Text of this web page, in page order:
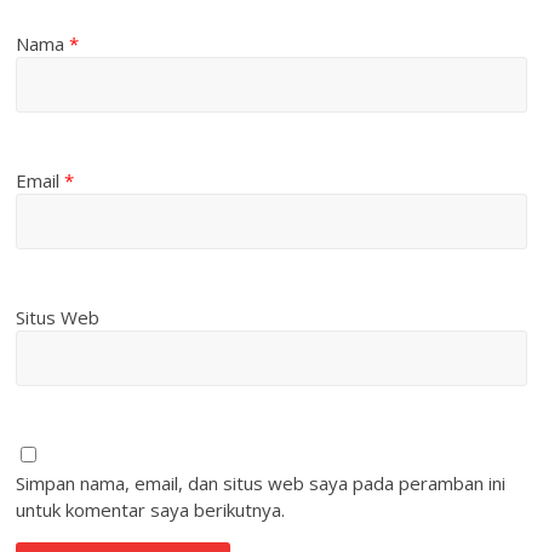
Nama*
Email*
Situs Web
Simpan nama, email, dan situs web saya pada peramban ini
untuk komentar saya berikutnya.